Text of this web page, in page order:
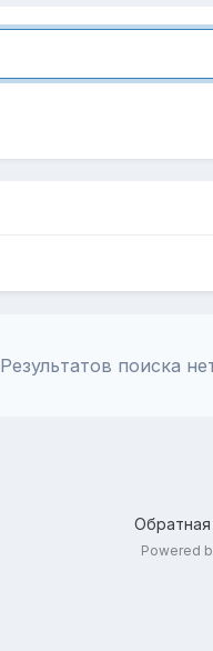
Результатов поиска
Обратная
Powered